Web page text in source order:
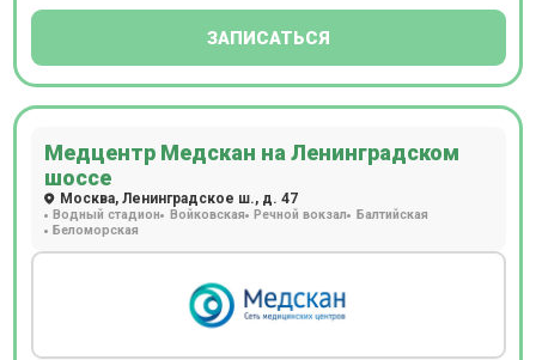
ЗАПИСАТЬСЯ
Медцентр Медскан на Ленинградском
шоссе
Москва, Ленинградское ш., д. 47
Водный стадион Войковская Речной вокзал Балтийская
Беломорская